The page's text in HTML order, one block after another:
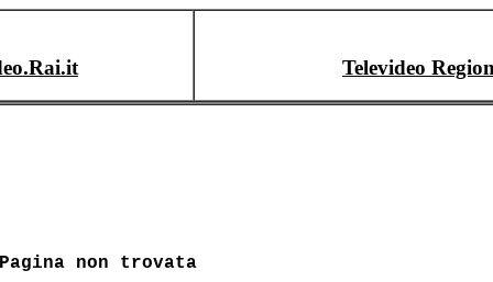
Televideo
Pagina non trovata